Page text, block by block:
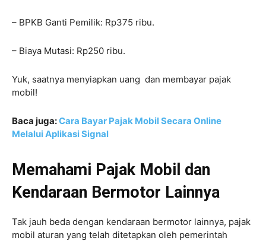
– BPKB Ganti Pemilik: Rp375 ribu.
– Biaya Mutasi: Rp250 ribu.
Yuk, saatnya menyiapkan uang dan membayar pajak
mobil!
Baca juga:Cara Bayar Pajak Mobil Secara Online
Melalui Aplikasi Signal
Memahami Pajak Mobil dan
Kendaraan Bermotor Lainnya
Tak jauh beda dengan kendaraan bermotor lainnya, pajak
mobil aturan yang telah ditetapkan oleh pemerintah